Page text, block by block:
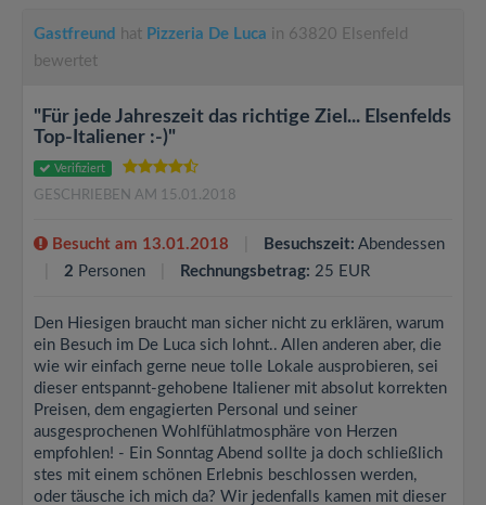
Gastfreund hat Pizzeria De Luca in 63820 Elsenfeld
bewertet
"Für jede Jahreszeit das richtige Ziel... Elsenfelds
Top-Italiener :-)"
Verifiziert
GESCHRIEBEN AM 15.01.2018
Besucht am 13.01.2018 Besuchszeit: Abendessen
2 Personen Rechnungsbetrag: 25 EUR
Den Hiesigen braucht man sicher nicht zu erklären, warum
ein Besuch im De Luca sich lohnt.. Allen anderen aber, die
wie wir einfach gerne neue tolle Lokale ausprobieren, sei
dieser entspannt-gehobene Italiener mit absolut korrekten
Preisen, dem engagierten Personal und seiner
ausgesprochenen Wohlfühlatmosphäre von Herzen
empfohlen! - Ein Sonntag Abend sollte ja doch schließlich
stes mit einem schönen Erlebnis beschlossen werden,
oder täusche ich mich da? Wir jedenfalls kamen mit dieser